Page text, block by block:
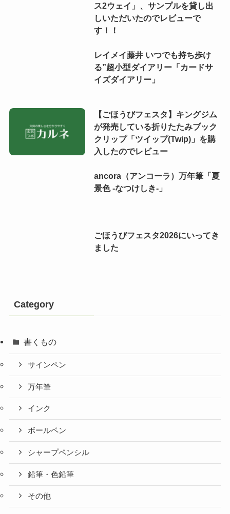
ス2ウェイ」、サンプルを貸し出
しいただいたのでレビューで
す！！
レイメイ藤井 いつでも持ち歩け
る”超小型ダイアリー「カードサ
イズダイアリー」
【ごほうびフェスタ】キングジム
が発売している折りたたみブック
クリップ「ツイップ(Twip)」を購
入したのでレビュー
ancora（アンコーラ）万年筆「夏
景色 -なつけしき-」
ごほうびフェスタ2026にいってき
ました
Category
書くもの
サインペン
万年筆
インク
ボールペン
シャープペンシル
鉛筆・色鉛筆
その他